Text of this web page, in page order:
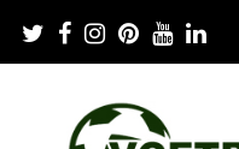
content